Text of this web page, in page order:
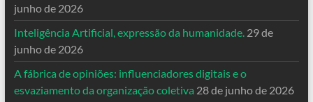
junho de 2026
Inteligência Artificial, expressão da humanidade. 29 de
junho de 2026
A fábrica de opiniões: influenciadores digitais e o
esvaziamento da organização coletiva 28 de junho de 2026